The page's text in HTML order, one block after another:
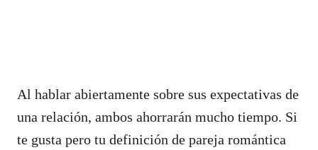
Al hablar abiertamente sobre sus expectativas de
una relación, ambos ahorrarán mucho tiempo. Si
te gusta pero tu definición de pareja romántica